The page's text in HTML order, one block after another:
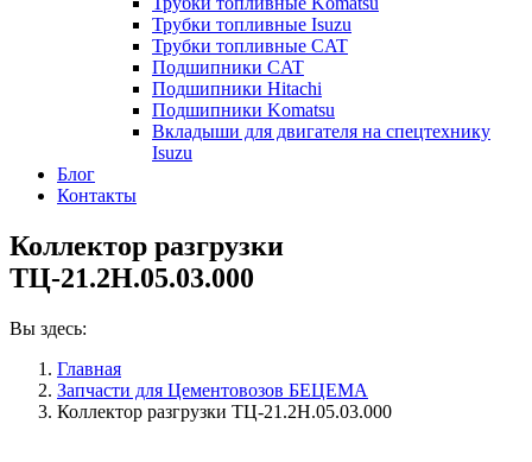
Трубки топливные Isuzu
Трубки топливные CAT
Подшипники CAT
Подшипники Hitachi
Подшипники Komatsu
Вкладыши для двигателя на спецтехнику
Isuzu
Блог
Контакты
Коллектор разгрузки
ТЦ-21.2Н.05.03.000
Вы здесь:
Главная
Запчасти для Цементовозов БЕЦЕМА
Коллектор разгрузки ТЦ-21.2Н.05.03.000